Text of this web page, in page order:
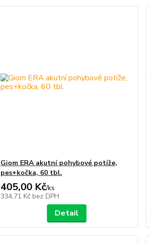
Giom ERA akutní pohybové potíže,
pes+kočka, 60 tbl.
405,00 Kč/ks
334,71 Kč bez DPH
Detail